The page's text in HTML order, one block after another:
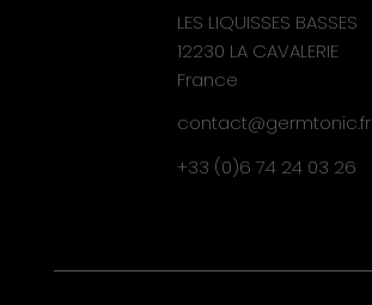
LES LIQUISSES BASSES
12230 LA CAVALERIE
France
contact@germtonic.fr
+33 (0)6 74 24 03 26